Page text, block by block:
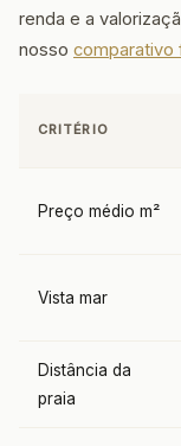
renda e a
nosso comparativo
CRITÉRIO
Preço médio m²
Vista mar
Distância da
praia